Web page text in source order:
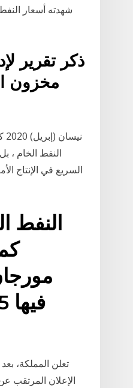
شهدته أسعار
ذكر تقرير
مخزون
النفط
تعلن المملكة،
الإعلان المرتقب